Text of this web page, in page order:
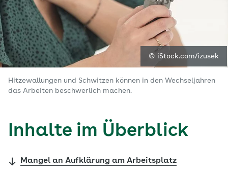
© iStock.com/izusek
Hitzewallungen und Schwitzen können in den Wechseljahren
das Arbeiten beschwerlich machen.
Inhalte im Überblick
Mangel an Aufklärung am Arbeitsplatz